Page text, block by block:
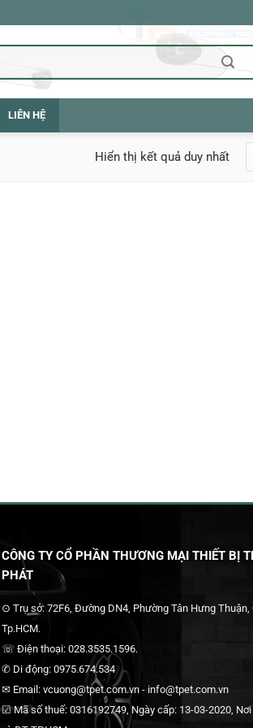
LIÊN HỆ
Hiển thị kết quả duy nhất
CÔNG TY CỔ PHẦN THƯƠNG MẠI THIẾT BỊ
PHÁT
⊙ Trụ sở: 72F6, Đường DN4, Phường Tân Hưng Thuận,
Tp.HCM.
☏ Điện thoại: 028.3535.1596.
✆ Di động: 0975.674.534
✉ Email: vcuong@tpet.com.vn - info@tpet.com.vn
☑ Mã số thuế: 0316192749, Ngày cấp: 13-03-2020, Nơi